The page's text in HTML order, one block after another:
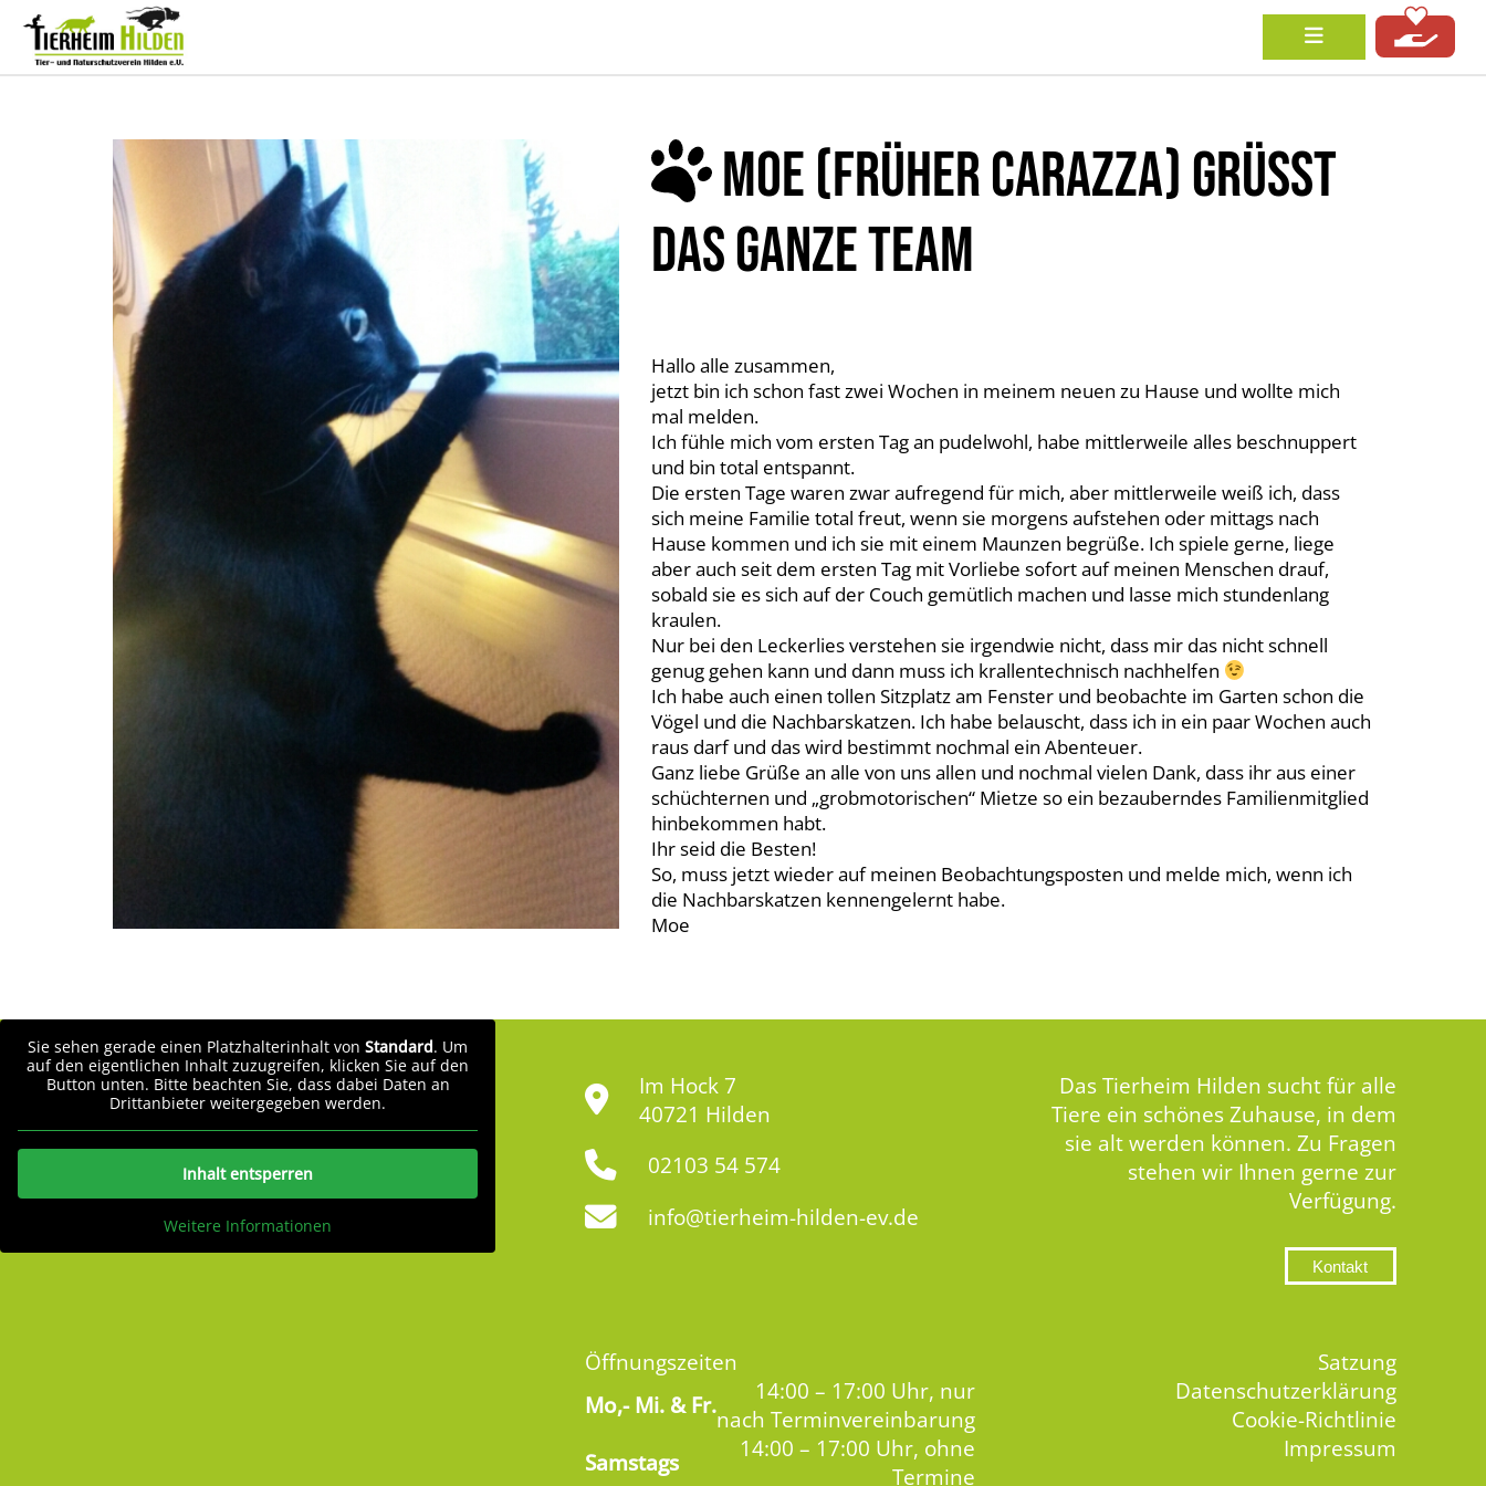
MOE (FRÜHER CARAZZA) GRÜSST D
AS GANZE TEAM
Hallo alle zusammen,
jetzt bin ich schon fast zwei Wochen in meinem neuen zu Hause und wollte mich
mal melden.
Ich fühle mich vom ersten Tag an pudelwohl, habe mittlerweile alles beschnuppert
und bin total entspannt.
Die ersten Tage waren zwar aufregend für mich, aber mittlerweile weiß ich, dass
sich meine Familie total freut, wenn sie morgens aufstehen oder mittags nach
Hause kommen und ich sie mit einem Maunzen begrüße. Ich spiele gerne, liege
aber auch seit dem ersten Tag mit Vorliebe sofort auf meinen Menschen drauf,
sobald sie es sich auf der Couch gemütlich machen und lasse mich stundenlang
kraulen.
Nur bei den Leckerlies verstehen sie irgendwie nicht, dass mir das nicht schnell
genug gehen kann und dann muss ich krallentechnisch nachhelfen
Ich habe auch einen tollen Sitzplatz am Fenster und beobachte im Garten schon die
Vögel und die Nachbarskatzen. Ich habe belauscht, dass ich in ein paar Wochen auch
raus darf und das wird bestimmt nochmal ein Abenteuer.
Ganz liebe Grüße an alle von uns allen und nochmal vielen Dank, dass ihr aus einer
schüchternen und „grobmotorischen“ Mietze so ein bezauberndes Familienmitglied
hinbekommen habt.
Ihr seid die Besten!
So, muss jetzt wieder auf meinen Beobachtungsposten und melde mich, wenn ich
die Nachbarskatzen kennengelernt habe.
Moe
Sie sehen gerade einen Platzhalterinhalt von Standard. Um
auf den eigentlichen Inhalt zuzugreifen, klicken Sie auf den
Button unten. Bitte beachten Sie, dass dabei Daten an
Drittanbieter weitergegeben werden.
Inhalt entsperren
Weitere Informationen
Im Hock 7
40721 Hilden
02103 54 574
info@tierheim-hilden-ev.de
Das Tierheim Hilden sucht für alle
Tiere ein schönes Zuhause, in dem
sie alt werden können. Zu Fragen
stehen wir Ihnen gerne zur
Verfügung.
Kontakt
Öffnungszeiten
Mo,-Mi. & Fr.
14:00 – 17:00 Uhr, nur
nach Terminvereinbarung
Samstags
14:00 – 17:00 Uhr, ohne
Termine
Satzung
Datenschutzerklärung
Cookie-Richtlinie
Impressum